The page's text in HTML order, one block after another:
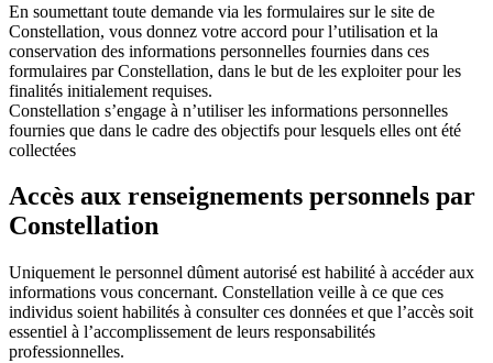
En soumettant toute demande via les formulaires sur le site de
Constellation, vous donnez votre accord pour l’utilisation et la
conservation des informations personnelles fournies dans ces
formulaires par Constellation, dans le but de les exploiter pour les
finalités initialement requises.
Constellation s’engage à n’utiliser les informations personnelles
fournies que dans le cadre des objectifs pour lesquels elles ont été
collectées
Accès aux renseignements personnels par
Constellation
Uniquement le personnel dûment autorisé est habilité à accéder aux
informations vous concernant. Constellation veille à ce que ces
individus soient habilités à consulter ces données et que l’accès soit
essentiel à l’accomplissement de leurs responsabilités
professionnelles.